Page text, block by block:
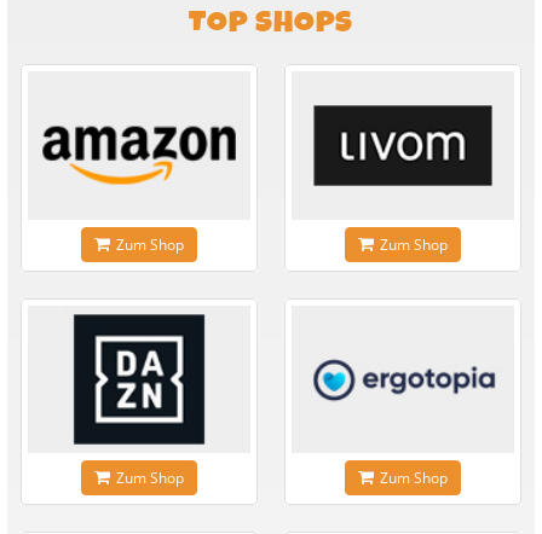
TOP SHOPS
Zum Shop Zum Shop
Zum Shop Zum Shop